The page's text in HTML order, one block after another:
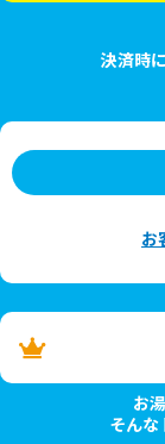
決済時
お
お
そんな